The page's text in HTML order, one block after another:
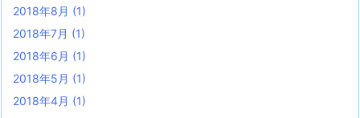
2018年8月 (1)
2018年7月 (1)
2018年6月 (1)
2018年5月 (1)
2018年4月 (1)